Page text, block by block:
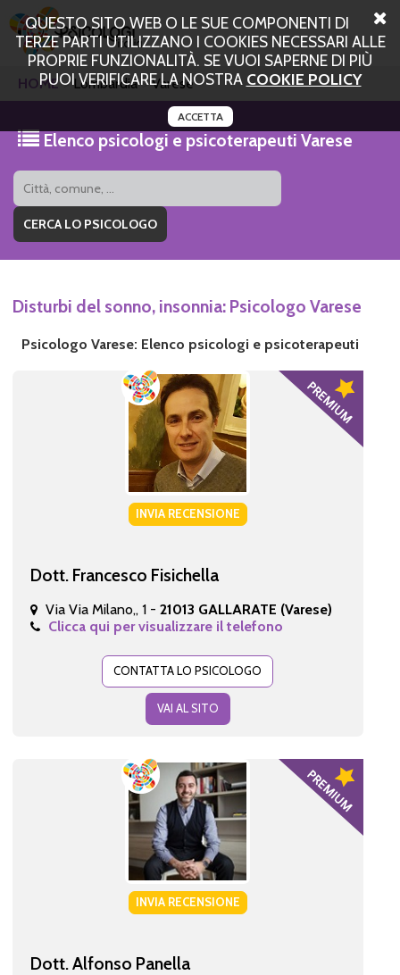
QUESTO SITO WEB O LE SUE COMPONENTI DI
TERZE PARTI UTILIZZANO I COOKIES NECESSARI ALLE
PROPRIE FUNZIONALITÀ. SE VUOI SAPERNE DI PIÙ
PUOI VERIFICARE LA NOSTRA COOKIE POLICY
ACCETTA
HOME Lombardia Varese
Elenco psicologi e psicoterapeuti Varese
Disturbi del sonno, insonnia: Psicologo Varese
Psicologo Varese: Elenco psicologi e psicoterapeuti
INVIA RECENSIONE
Dott. Francesco Fisichella
Via Via Milano,, 1 - 21013 GALLARATE (Varese)
Clicca qui per visualizzare il telefono
CONTATTA LO PSICOLOGO
VAI AL SITO
INVIA RECENSIONE
Dott. Alfonso Panella